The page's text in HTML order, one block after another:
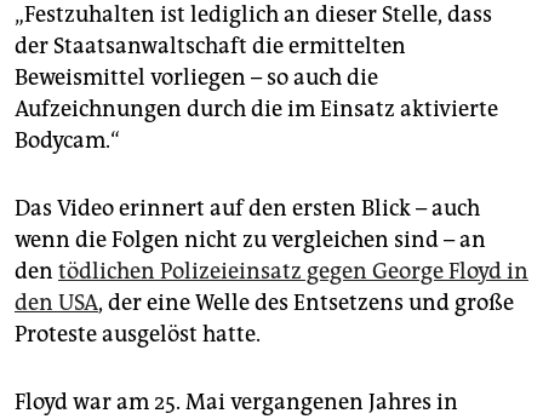
„Festzuhalten ist lediglich an dieser Stelle, dass
der Staatsanwaltschaft die ermittelten
Beweismittel vorliegen – so auch die
Aufzeichnungen durch die im Einsatz aktivierte
Bodycam.“
Das Video erinnert auf den ersten Blick – auch
wenn die Folgen nicht zu vergleichen sind – an
den tödlichen Polizeieinsatz gegen George Floyd in
den USA, der eine Welle des Entsetzens und große
Proteste ausgelöst hatte.
Floyd war am 25. Mai vergangenen Jahres in